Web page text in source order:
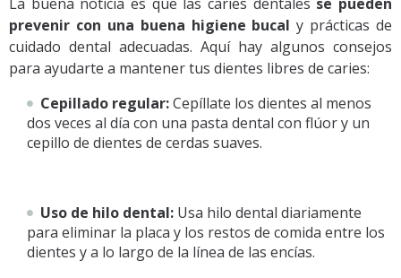
prevenir con una buena higiene bucal y prácticas de
cuidado dental adecuadas. Aquí hay algunos consejos
para ayudarte a mantener tus dientes libres de caries:
Cepillado regular:Cepíllate los dientes al menos
dos veces al día con una pasta dental con flúor y un
cepillo de dientes de cerdas suaves.
Uso de hilo dental: Usa hilo dental diariamente
para eliminar la placa y los restos de comida entre los
dientes y a lo largo de la línea de las encías.